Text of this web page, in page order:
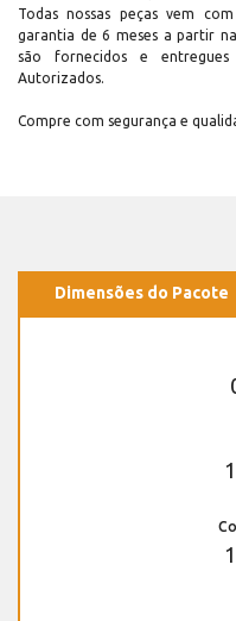
Todas nossas peças vem
garantia de 6 meses a partir
são fornecidos e entregues
Autorizados.
Compre com segurança e
Dimensões do Pacote